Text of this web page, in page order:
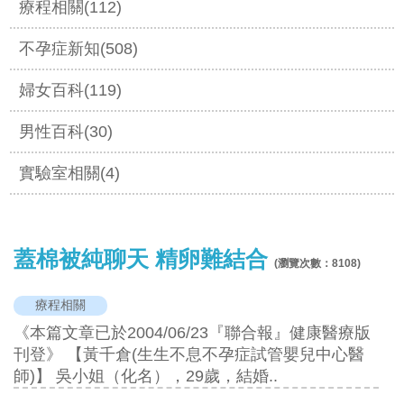
療程相關(112)
不孕症新知(508)
婦女百科(119)
男性百科(30)
實驗室相關(4)
蓋棉被純聊天 精卵難結合(瀏覽次數：8108)
療程相關
《本篇文章已於2004/06/23『聯合報』健康醫療版
刊登》 【黃千倉(生生不息不孕症試管嬰兒中心醫
師)】 吳小姐（化名），29歲，結婚..